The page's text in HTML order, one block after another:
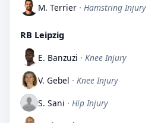
M. Terrier · Hamstring Injury
RB Leipzig
E. Banzuzi · Knee Injury
V. Gebel · Knee Injury
S. Sani · Hip Injury